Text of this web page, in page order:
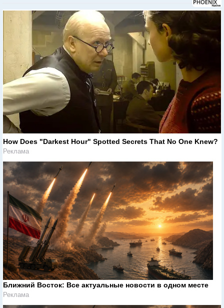
How Does "Darkest Hour" Spotted Secrets That No One Knew?
Реклама
Ближний Восток: Все актуальные новости в одном месте
Реклама